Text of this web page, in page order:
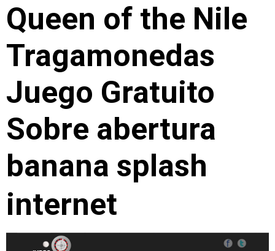
Queen of the Nile
Tragamonedas
Juego Gratuito
Sobre abertura
banana splash
internet